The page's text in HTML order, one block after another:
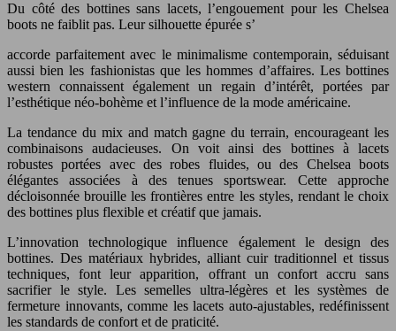
Du côté des bottines sans lacets, l’engouement pour les Chelsea
boots ne faiblit pas. Leur silhouette épurée s’
accorde parfaitement avec le minimalisme contemporain, séduisant
aussi bien les fashionistas que les hommes d’affaires. Les bottines
western connaissent également un regain d’intérêt, portées par
l’esthétique néo-bohème et l’influence de la mode américaine.
La tendance du mix and match gagne du terrain, encourageant les
combinaisons audacieuses. On voit ainsi des bottines à lacets
robustes portées avec des robes fluides, ou des Chelsea boots
élégantes associées à des tenues sportswear. Cette approche
décloisonnée brouille les frontières entre les styles, rendant le choix
des bottines plus flexible et créatif que jamais.
L’innovation technologique influence également le design des
bottines. Des matériaux hybrides, alliant cuir traditionnel et tissus
techniques, font leur apparition, offrant un confort accru sans
sacrifier le style. Les semelles ultra-légères et les systèmes de
fermeture innovants, comme les lacets auto-ajustables, redéfinissent
les standards de confort et de praticité.